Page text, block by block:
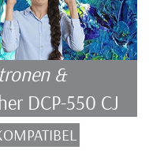
&
DCP-550 CJ